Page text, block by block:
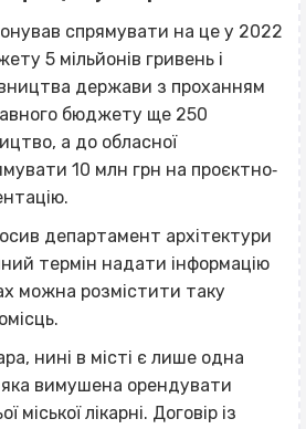
спрямувати на це у 2022
5 мільйонів гривень і
держави з проханням
бюджету ще 250
а до обласної
10 млн грн на проєктно‐
департамент архітектури
термін надати інформацію
можна розмістити таку
нині в місті є лише одна
яка вимушена орендувати
міської лікарні. Договір із